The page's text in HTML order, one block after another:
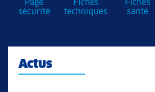
Page
sécurité
Fiches
techniques
Fiches
santé
Actus